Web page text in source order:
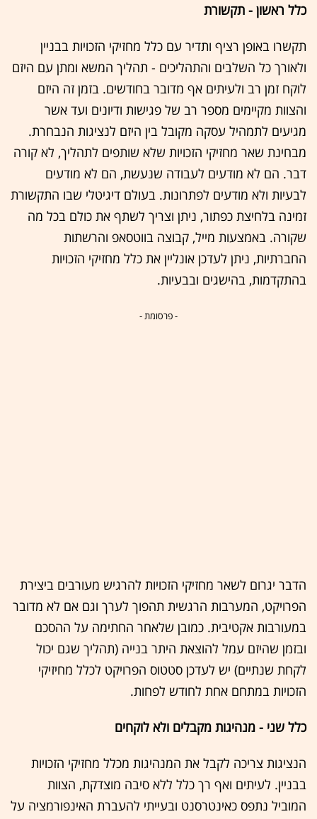
כלל ראשון - תקשורת
תקשרו באופן רציף ותדיר עם כלל מחזיקי הזכויות בבניין
ולאורך כל השלבים והתהליכים - תהליך המשא ומתן עם היזם
לוקח זמן רב ולעיתים אף מדובר בחודשים. בזמן זה היזם
והצוות מקיימים מספר רב של פגישות ודיונים ועד אשר
מגיעים לתמהיל עסקה מקובל בין היזם לנציגות הנבחרת.
מבחינת שאר מחזיקי הזכויות שלא שותפים לתהליך, לא קורה
דבר. הם לא מודעים לעבודה שנעשת, הם לא מודעים
לבעיות ולא מודעים לפתרונות. בעולם דיגיטלי שבו התקשורת
זמינה בלחיצת כפתור, ניתן וצריך לשתף את כולם בכל מה
שקורה. באמצעות מייל, קבוצה בווטסאפ והרשתות
החברתיות, ניתן לעדכן אונליין את כלל מחזיקי הזכויות
בהתקדמות, בהישגים ובבעיות.
- פרסומת -
הדבר יגרום לשאר מחזיקי הזכויות להרגיש מעורבים ביצירת
הפרויקט, המערבות הרגשית תהפוך לערך וגם אם לא מדובר
במעורבות אקטיבית. כמובן שלאחר החתימה על ההסכם
ובזמן שהיזם עמל להוצאת היתר בנייה (תהליך שגם יכול
לקחת שנתיים) יש לעדכן סטטוס הפרויקט לכלל מחיזיקי
הזכויות במתחם אחת לחודש לפחות.
כלל שני - מנהיגות מקבלים ולא לוקחים
הנציגות צריכה לקבל את המנהיגות מכלל מחזיקי הזכויות
בבניין. לעיתים ואף רך כלל ללא סיבה מוצדקת, הצוות
המוביל נתפס כאינטרסנט ובעייתי להעברת האינפורמציה על